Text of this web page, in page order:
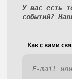
У вас есть
событий?
Как c вами